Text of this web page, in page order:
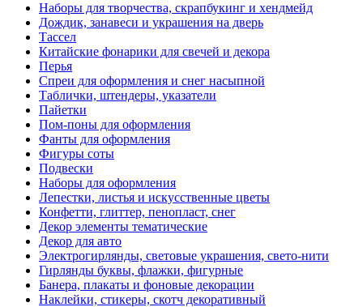
Наборы для творчества, скрапбукинг и хендмейд
Дождик, занавеси и украшения на дверь
Тассел
Китайские фонарики для свечей и декора
Перья
Спреи для оформления и снег насыпной
Таблички, штендеры, указатели
Пайетки
Пом-поны для оформления
Фанты для оформления
Фигуры соты
Подвески
Наборы для оформления
Лепестки, листья и искусственные цветы
Конфетти, глиттер, пенопласт, снег
Декор элементы тематические
Декор для авто
Электрогирлянды, световые украшения, свето-нити
Гирлянды буквы, флажки, фигурные
Банера, плакаты и фоновые декорации
Наклейки, стикеры, скотч декоративный